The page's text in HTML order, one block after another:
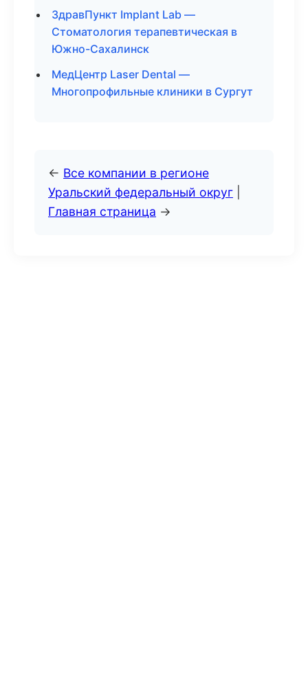
ЗдравПункт Implant Lab —
Стоматология терапевтическая в
Южно-Сахалинск
МедЦентр Laser Dental —
Многопрофильные клиники в Сургут
← Все компании в регионе
Уральский федеральный округ
Главная страница →